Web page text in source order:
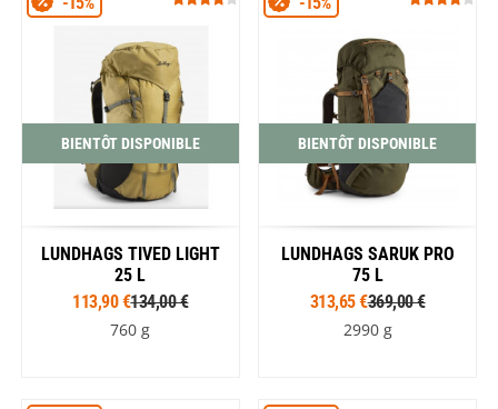
BIENTÔT DISPONIBLE
LUNDHAGS TIVED LIGHT
25 L
113,90 €134,00 €
760 g
BIENTÔT DISPONIBLE
LUNDHAGS SARUK PRO
75 L
313,65 €369,00 €
2990 g